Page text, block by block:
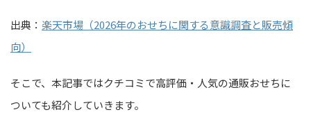
出典： 楽天市場（2026年のおせちに関する意識調査と販売傾
向）
そこで、本記事ではクチコミで高評価・人気の通販おせちに
ついても紹介していきます。